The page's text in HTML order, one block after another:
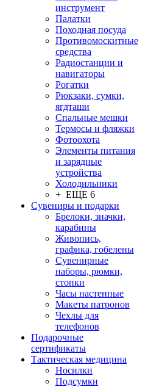
инструмент
Палатки
Походная посуда
Противомоскитные
средства
Радиостанции и
навигаторы
Рогатки
Рюкзаки, сумки,
ягдташи
Спальные мешки
Термосы и фляжки
Фотоохота
Элементы питания
и зарядные
устройства
Холодильники
+ ЕЩЕ 6
Сувениры и подарки
Брелоки, значки,
карабины
Живопись,
графика, гобелены
Сувенирные
наборы, рюмки,
стопки
Часы настенные
Макеты патронов
Чехлы для
телефонов
Подарочные
сертификаты
Тактическая медицина
Носилки
Подсумки